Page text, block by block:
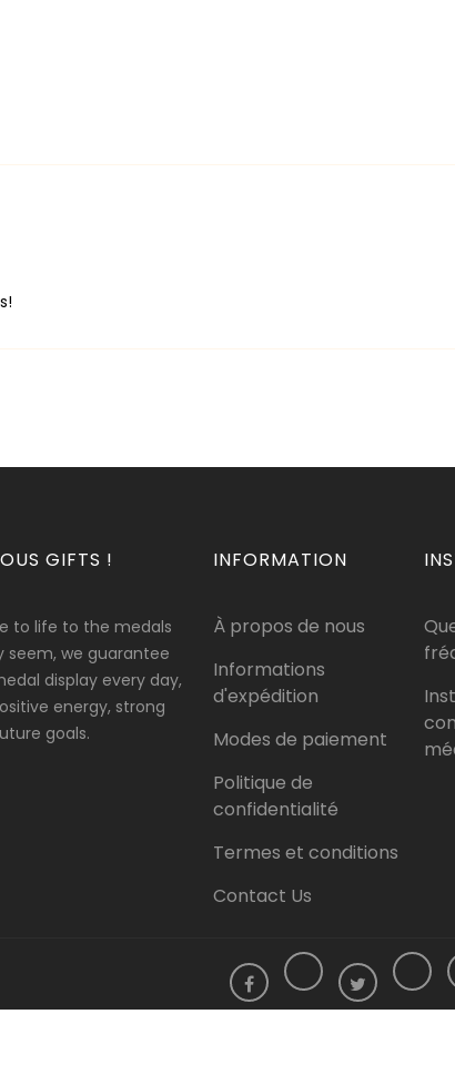
GIFTS !
to life to the medals
seem, we guarantee
display every day,
energy, strong
goals.
INFORMATION
À propos de nous
Informations
d'expédition
Modes de paiement
Politique de
confidentialité
Termes et conditions
Contact Us